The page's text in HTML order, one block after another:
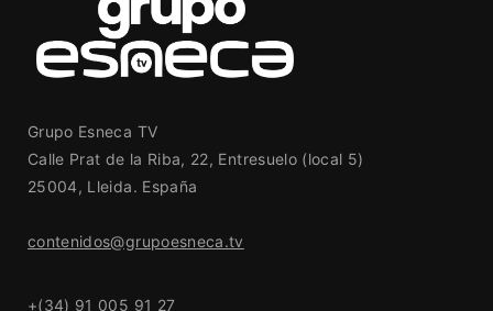
Grupo Esneca TV
Calle Prat de la Riba, 22, Entresuelo (local 5)
25004, Lleida. España
contenidos@grupoesneca.tv
+(34) 91 005 91 27